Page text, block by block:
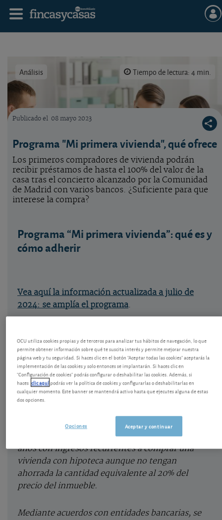
Análisis Tiempo de lectura: 4 min.
Publicado el 08 mayo 2023
Programa "Mi primera vivienda", qué ofrece
Los primeros compradores de vivienda podrán
recibir préstamos de hasta el 100% del valor de la
casa tras el concierto alcanzado por la Comunidad
de Madrid con varios bancos. ¿Suficiente para que
interese la compra?
Programa “Mi primera vivienda”: qué es y
cómo adherir
Vea aquí la información actualizada a julio de
2024: se amplía el programa.
A continuación, la configuración inicial del
Programa, que como decimos se ha ampliado.
Enmarcado en un objetivo declarado de apoyo a la
ha puesto en marcha el programa “Mi primera
vivienda” para ayudar a jóvenes de hasta de 35
años con ingresos recurrentes a comprar una
vivienda con hipoteca aunque no tengan
ahorrada la cantidad equivalente al 20% del
precio del inmueble.
Mediante acuerdos con entidades bancarias, se
OCU utiliza cookies propias y de terceros para analizar tus hábitos de navegación, lo que
permite obtener información sobre qué te suscita interés y permite mejorar nuestra
página web y tu seguridad. Si haces clic en el botón "Aceptar todas las cookies" aceptarás la
implementación de las cookies y solo entonces se implantarán. Si haces clic en
"Configuración de cookies" podrás configurar o deshabilitar las cookies. Además, si
haces clic aquípodrás ver la política de cookies y configurarlas o deshabilitarlas en
cualquier momento. Este banner se mantendrá activo hasta que ejecutes alguna de estas
dos opciones.
Aceptar y continuar
Opciones